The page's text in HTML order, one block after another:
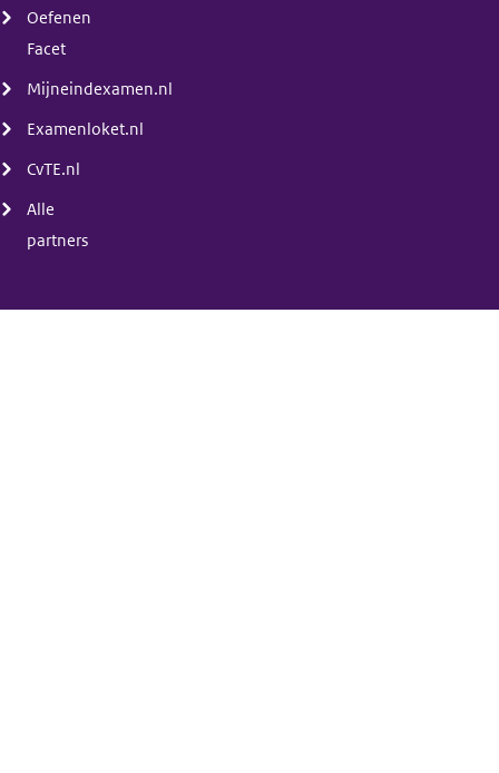
Oefenen
Facet
Mijneindexamen.nl
Examenloket.nl
CvTE.nl
Alle
partners